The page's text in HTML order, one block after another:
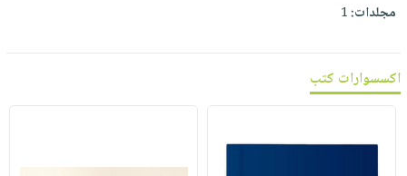
مجلدات:1
اكسسوارات كتب